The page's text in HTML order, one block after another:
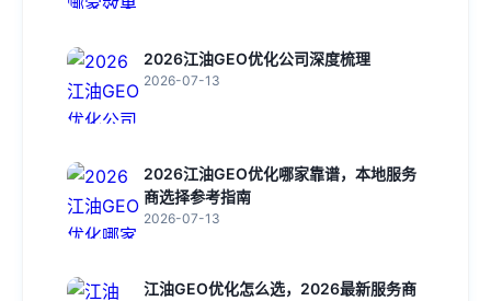
2026江油GEO优化公司深度梳理
2026-07-13
2026江油GEO优化哪家靠谱，本地服务
商选择参考指南
2026-07-13
江油GEO优化怎么选，2026最新服务商